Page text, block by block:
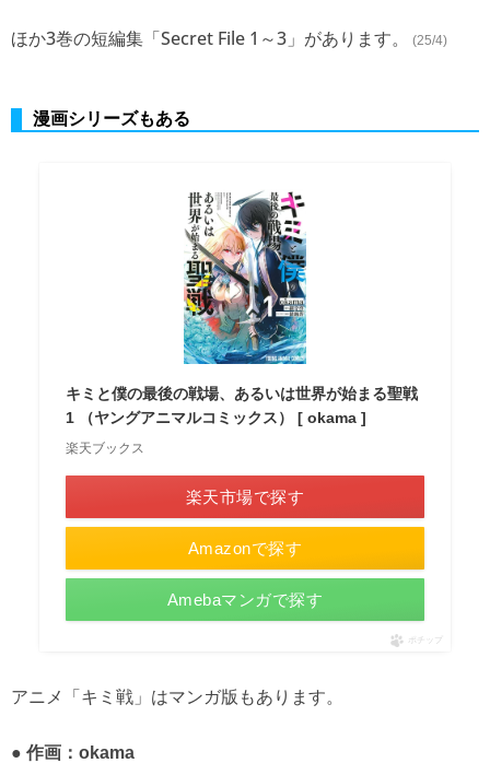
ほか3巻の短編集「Secret File 1～3」があります。 (25/4)
漫画シリーズもある
キミと僕の最後の戦場、あるいは世界が始まる聖戦
1 （ヤングアニマルコミックス） [ okama ]
楽天ブックス
楽天市場で探す
Amazonで探す
Amebaマンガで探す
ポチップ
アニメ「キミ戦」はマンガ版もあります。
● 作画： okama